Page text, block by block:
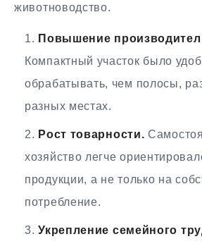
животноводство.
Повышение
Компактный участок было
обрабатывать, чем полосы,
разных местах.
Рост товарности.
хозяйство легче
продукции, а не только на
потребление.
Укрепление семейного